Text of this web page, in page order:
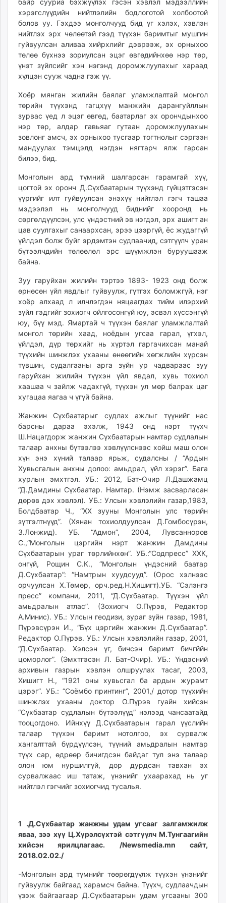
байр сууриа бэхжүүлэх гэсэн хэвлэл мэдээллийн
хэрэгслүүдийн нийтлэлийн бодлоготой холбоотой
болов уу. Гэхдээ монголчууд бид үг хэлэх, хэвлэн
нийтлэх эрх чөлөөтэй гээд түүхэн баримтыг мушгин
гуйвуулсан аливаа хийрхлийг дэврээж, эх орныхоо
төлөө бүхнээ зориулсан эцэг өвгөдийнхөө нэр төр,
үнэт зүйлсийг хэн нэгэнд доромжлуулахыг хараад
хүлцэн сууж чадна гэж үү.
Хоёр мянган жилийн баялаг уламжлалтай монгол
төрийн түүхэнд гагцхүү манжийн дарангуйллын
зурвас үед л эцэг өвгөд, баатарлаг эх орончдынхоо
нэр төр, алдар гавьяаг гутаан доромжлуулахын
зовлонг амсч, эх орныхоо тусгаар тогтнолыг сэргээн
мандуулах тэмцэлд нэгдэн нягтарч ялж гарсан
билээ, бид.
Монголын ард түмний шалгарсан гарамгай хүү,
цогтой эх оронч Д.Сүхбаатарын түүхэнд гүйцэтгэсэн
үүргийг илт гуйвуулсан энэхүү нийтлэл гэгч ташаа
мэдээлэл нь монголчууд биднийг хооронд нь
сөргөлдүүлсэн, улс үндэстний эв нэгдэл, эрх ашигт ан
цав суулгахыг санаархсан, эрээ цээргүй, ёс жудаггүй
үйлдэл болж буйг эрдэмтэн судпаачид, сэтгүүлч уран
бүтээлчдийн төлөөлөл эрс шүүмжлэн буруушааж
байна.
Зуу гаруйхан жилийн тэртээ 1893- 1923 онд болж
өрнөсөн үйл явдлыг гуйвуулж, гүтгэх боломжгүй, нэг
хоёр алхаад л илчлэгдэн няцаагдах тийм илэрхий
зүйл гэдгийг зохиогч ойлгосонгүй юу, эсвэл хүссэнгүй
юу, бүү мэд. Ямартай ч түүхэн баялаг уламжлалтай
монгол төрийн хаад, ноёдын угсаа гарал, үгхэл,
үйлдэл, дүр төрхийг нь хүртэл гаргачихсан манай
түүхийн шинжлэх ухааны өнөөгийн хөгжлийн хүрсэн
түвшин, судалгааны арга зүйн ур чадвараас зуу
гаруйхан жилийн түүхэн үйл явдал, хувь тохиол
хаашаа ч зайлж чадахгүй, түүхэн ул мөр балрах цаг
хугацаа яагаа ч үгүй байна.
Жанжин Сүхбаатарыг судлах ажлыг түүнийг нас
барсны дараа эхэлж, 1943 онд нэрт түүхч
Ш.Нацагдорж жанжин Сүхбаатарын намтар судлалын
талаар анхны бүтээлээ хэвлүүлснээс хойш маш олон
хүн энэ хүний талаар ярьж, судалсны / “Ардын
Хувьсгалын анхны долоо: амьдрал, үйл хэрэг”. Бага
хурлын эмхтгэл. УБ.: 2012, Бат-Очир Л.Дашжамц
“Д.Дамдины Сүхбаатар. Намтар. (Нэмж засварласан
дөрөв дэх хэвлэл). УБ.: Улсын хэвлэлийн газар,1983,
Болдбаатар Ч., “XX зууны Монголын улс төрийн
зүтгэлтнүүд”. (Хянан тохиолдуулсан Д.Гомбосүрэн,
З.Лонжид). УБ. “Адмон”, 2004, Лувсанноров
С.,“Монголын цэргийн нэрт жанжин Дамдины
Сүхбаатарын ураг төрлийнхөн”. УБ.:“Содпресс” ХХК,
онгүй, Рощин С.К., “Монголын үндэсний баатар
Д.Сүхбаатар”: “Намтрын хуудсууд”. (Орос хэлнээс
орчуулсан Х.Төмөр, орч.ред.Н.Хишигт).УБ. “Сэлэнгэ
пресс” компани, 2011, “Д.Сүхбаатар. Түүхэн үйл
амьдралын атлас”. (Зохиогч О.Пүрэв, Редактор
А.Минис). УБ.: Улсын геодизи, зураг зүйн газар, 1981,
Пүрэвсүрэн И., “Бүх цэргийн жанжин Д.Сүхбаатар”.
Редактор О.Пүрэв. УБ.: Улсын хэвлэлийн газар, 2001,
“Д.Сүхбаатар. Хэлсэн үг, бичсэн баримт бичгййн
цоморлог”. (Эмхтгэсэн Л. Бат-Очир). УБ.: Үндэсний
архивын газрын хэвлэн олшруулах тасаг, 2003,
Хишигт Н., “1921 оны хувьсгал ба ардын журамт
цэрэг”. УБ.: “Соёмбо принтинг”, 2001,/ дотор түүхийн
шинжлэх ухааны доктор О.Пүрэв гуайн хийсэн
“Сүхбаатар судлалын бүтээлүүд” нэлээд чансаатайд
тооцогдоно. Ийнхүү Д.Сүхбаатарын гарал үүслийн
талаар түүхэн баримт нотолгоо, эх сурвалж
хангалттай бүрдүүлсэн, түүний амьдралын намтар
түүх сар, өдрөөр бичигдсэн байдаг тул энэ талаар
олон юм нуршилгүй, дор дурдсан тавхан эх
сурвалжаас иш татаж, үнэнийг ухаарахад нь уг
нийтлэл гэгчийг зохиогчид тусалья.
1 .Д.Сүхбаатар жанжны удам угсааг залгамжилж
яваа, зээ хүү Ц.Хүрэлсүхтэй сэтгүүлч М.Тунгаагийн
хийсэн ярилцлагаас. /Newsmedia.mn сайт,
2018.02.02./
-Монголын ард түмнийг төөрөгдүүлж түүхэн үнэнийг
гуйвуулж байгаад харамсч байна. Түүхч, судлаачдын
үзэж байгаагаар Д.Сүхбаатарын удам угсааны 300